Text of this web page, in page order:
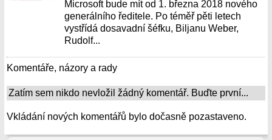
Microsoft bude mít od 1. března 2018 nového
generálního ředitele. Po téměř pěti letech
vystřídá dosavadní šéfku, Biljanu Weber,
Rudolf...
Komentáře, názory a rady
Zatím sem nikdo nevložil žádný komentář. Buďte první...
Vkládání nových komentářů bylo dočasně pozastaveno.